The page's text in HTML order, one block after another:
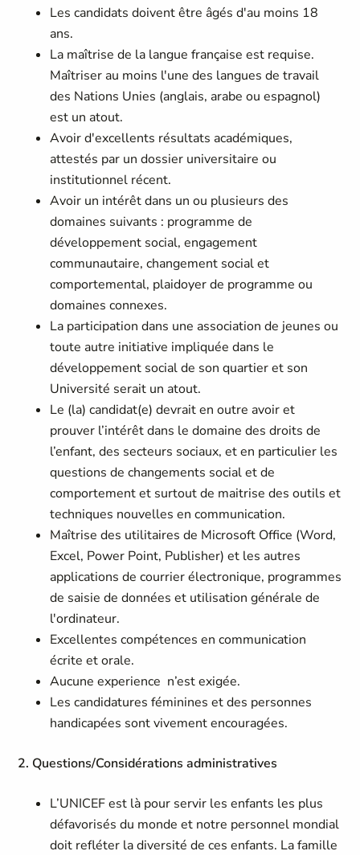
Les candidats doivent être âgés d'au moins 18
ans.
La maîtrise de la langue française est requise.
Maîtriser au moins l'une des langues de travail
des Nations Unies (anglais, arabe ou espagnol)
est un atout.
Avoir d'excellents résultats académiques,
attestés par un dossier universitaire ou
institutionnel récent.
Avoir un intérêt dans un ou plusieurs des
domaines suivants : programme de
développement social, engagement
communautaire, changement social et
comportemental, plaidoyer de programme ou
domaines connexes.
La participation dans une association de jeunes ou
toute autre initiative impliquée dans le
développement social de son quartier et son
Université serait un atout.
Le (la) candidat(e) devrait en outre avoir et
prouver l’intérêt dans le domaine des droits de
l’enfant, des secteurs sociaux, et en particulier les
questions de changements social et de
comportement et surtout de maitrise des outils et
techniques nouvelles en communication.
Maîtrise des utilitaires de Microsoft Office (Word,
Excel, Power Point, Publisher) et les autres
applications de courrier électronique, programmes
de saisie de données et utilisation générale de
l'ordinateur.
Excellentes compétences en communication
écrite et orale.
Aucune experience n’est exigée.
Les candidatures féminines et des personnes
handicapées sont vivement encouragées.
2. Questions/Considérations administratives
L’UNICEF est là pour servir les enfants les plus
défavorisés du monde et notre personnel mondial
doit refléter la diversité de ces enfants. La famille